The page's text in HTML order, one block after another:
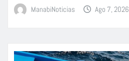
ManabiNoticias Ago 7, 2026